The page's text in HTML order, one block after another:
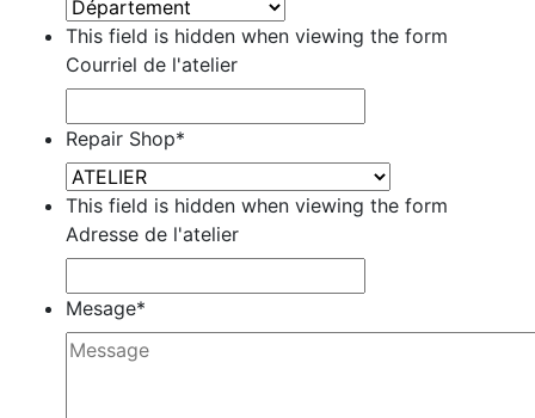
This field is hidden when viewing the form
Courriel de l'atelier
Repair Shop*
This field is hidden when viewing the form
Adresse de l'atelier
Mesage*